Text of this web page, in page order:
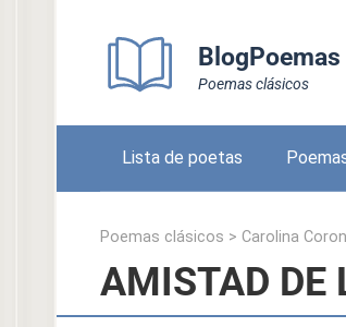
BlogPoemas
Poemas clásicos
Lista de poetas
Poemas clásicos > Carolina
AMISTAD DE